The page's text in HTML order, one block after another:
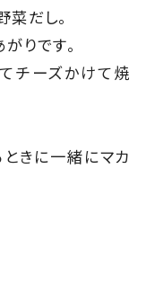
だし。
りです。
チーズかけて焼
きに一緒にマカ